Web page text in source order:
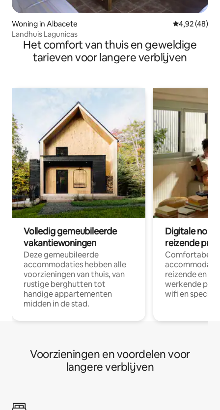
Woning in Albacete Gemiddelde
4,92 (48)
Landhuis Lagunicas
Het comfort van thuis en geweldige
tarieven voor langere verblijven
Volledig gemeubileerde
vakantiewoningen
Deze gemeubileerde
accommodaties hebben alle
voorzieningen van thuis, van
rustige berghutten tot
handige appartementen
midden in de stad.
Digitale
reizende
Comfortabele
reizende en
werkende
wifi en
Voorzieningen en voordelen voor
langere verblijven